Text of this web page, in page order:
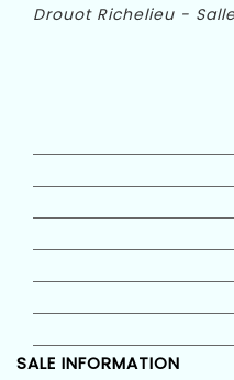
Drouot Richelieu - Salle
SALE INFORMATION